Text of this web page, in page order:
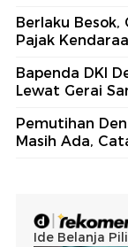
Berlaku
Pajak
Bapenda DKI
Lewat Gerai
Pemutihan
Masih Ada,